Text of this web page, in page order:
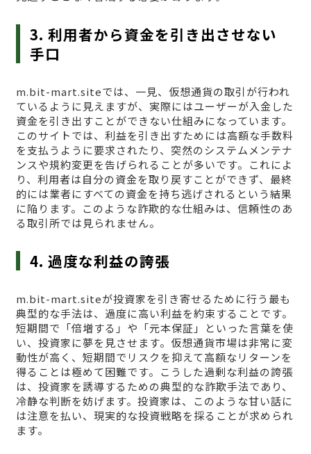
3. 利用者から資金を引き出させない
手口
m.bit-mart.siteでは、一見、仮想通貨の取引が行われ
ているように見えますが、実際にはユーザーが入金した
資金を引き出すことができない仕組みになっています。
このサイトでは、利益を引き出すためには高額な手数料
を支払うように要求されたり、突然のシステムメンテナ
ンスや規約変更を告げられることが多いです。これによ
り、利用者は自分の資金を取り戻すことができず、最終
的には業者にすべての資金を持ち逃げされるという結果
に陥ります。このような詐欺的な仕組みは、信頼性のあ
る取引所では見られません。
4. 過度な利益の誇張
m.bit-mart.siteが投資家を引き寄せるために行う最も
典型的な手法は、過度に高い利益を約束することです。
短期間で「倍増する」や「元本保証」といった言葉を使
い、投資家に夢を見させます。仮想通貨市場は非常に変
動性が高く、短期間でリスクを抑えて高額なリターンを
得ることは極めて困難です。こうした過剰な利益の誇張
は、投資家を誘導するための典型的な詐欺手法であり、
冷静な判断を妨げます。投資家は、このような甘い話に
は注意を払い、現実的な投資戦略を採ることが求められ
ます。